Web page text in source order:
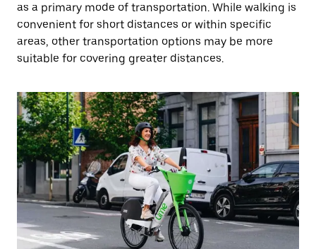
as a primary mode of transportation. While walking is
convenient for short distances or within specific
areas, other transportation options may be more
suitable for covering greater distances.